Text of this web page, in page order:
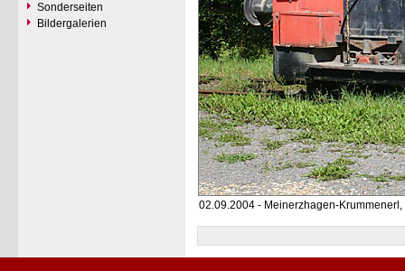
Sonderseiten
Bildergalerien
02.09.2004 - Meinerzhagen-Krummenerl,